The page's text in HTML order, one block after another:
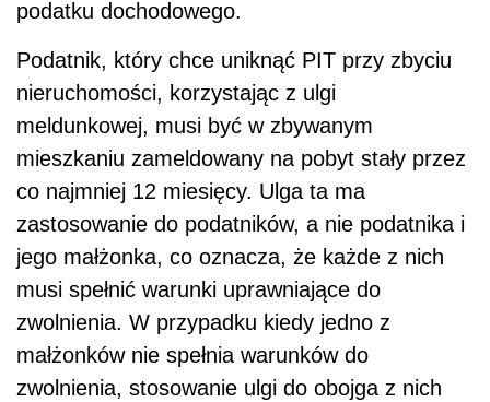
podatku dochodowego.
Podatnik, który chce uniknąć PIT przy zbyciu
nieruchomości, korzystając z ulgi
meldunkowej, musi być w zbywanym
mieszkaniu zameldowany na pobyt stały przez
co najmniej 12 miesięcy. Ulga ta ma
zastosowanie do podatników, a nie podatnika i
jego małżonka, co oznacza, że każde z nich
musi spełnić warunki uprawniające do
zwolnienia. W przypadku kiedy jedno z
małżonków nie spełnia warunków do
zwolnienia, stosowanie ulgi do obojga z nich